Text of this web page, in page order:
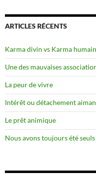
ARTICLES RÉCENTS
Karma divin vs Karma humain
Une des mauvaises
La peur de vivre
Intérêt ou détachement
Le prêt animique
Nous avons toujours été seuls